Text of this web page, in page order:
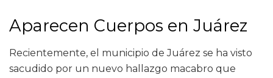
Aparecen Cuerpos en Juárez
Recientemente, el municipio de Juárez se ha visto
sacudido por un nuevo hallazgo macabro que